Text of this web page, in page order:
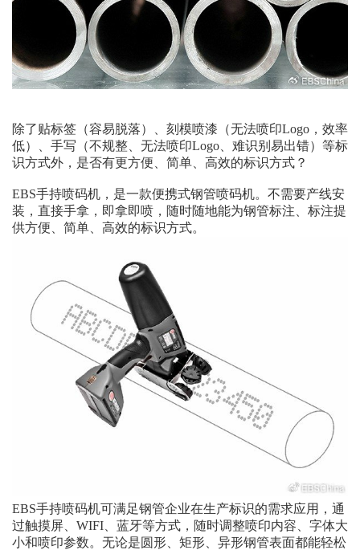
除了贴标签（容易脱落）、刻模喷漆（无法喷印Logo，效率
低）、手写（不规整、无法喷印Logo、难识别易出错）等标
识方式外，是否有更方便、简单、高效的标识方式？
EBS手持喷码机，是一款便携式钢管喷码机。不需要产线安
装，直接手拿，即拿即喷，随时随地能为钢管标注、标注提
供方便、简单、高效的标识方式。
EBS手持喷码机可满足钢管企业在生产标识的需求应用，通
过触摸屏、WIFI、蓝牙等方式，随时调整喷印内容、字体大
小和喷印参数。无论是圆形、矩形、异形钢管表面都能轻松